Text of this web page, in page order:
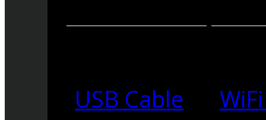
USB Cable